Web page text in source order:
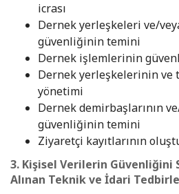
icrası
Dernek yerleşkeleri ve/
güvenliğinin temini
Dernek işlemlerinin
Dernek yerleşkelerinin ve
yönetimi
Dernek demirbaşlarının
güvenliğinin temini
Ziyaretçi kayıtlarının
3. Kişisel Verilerin Güvenliğini
Alınan Teknik ve İdari